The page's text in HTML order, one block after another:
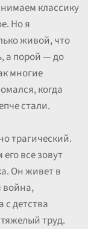
классику
Но я
живой, что
а порой — до
многие
когда
стали.
трагический.
все зовут
Он живет в
война,
детства
труд.